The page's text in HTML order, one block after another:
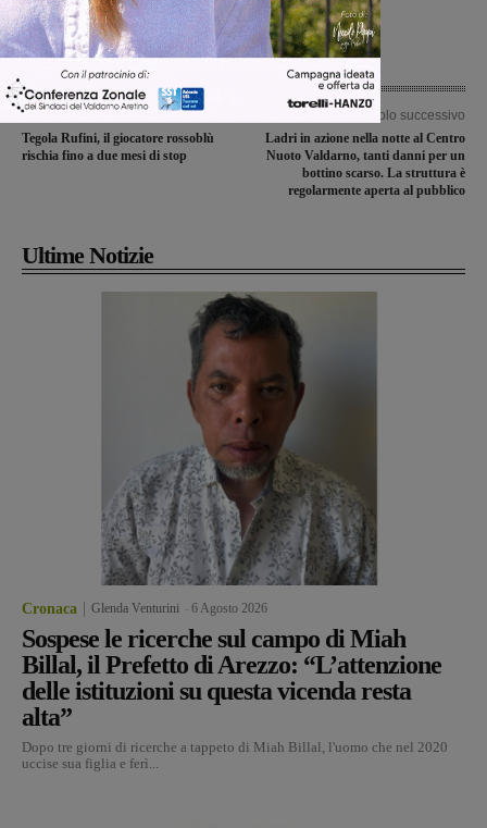
Articolo precedente
Tegola Rufini, il giocatore rossoblù
rischia fino a due mesi di stop
Articolo successivo
Ladri in azione nella notte al Centro
Nuoto Valdarno, tanti danni per un
bottino scarso. La struttura è
regolarmente aperta al pubblico
Ultime Notizie
Cronaca Glenda Venturini 6 Agosto 2026
Sospese le ricerche sul campo di Miah
Billal, il Prefetto di Arezzo: “L’attenzione
delle istituzioni su questa vicenda resta
alta”
Dopo tre giorni di ricerche a tappeto di Miah Billal, l'uomo che nel 2020
uccise sua figlia e ferì...